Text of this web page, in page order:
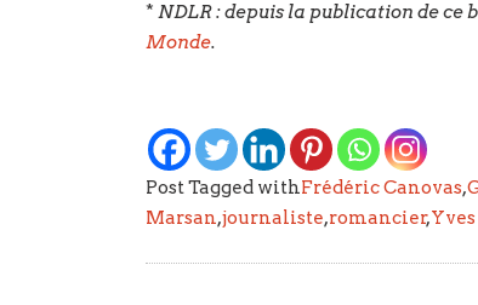
* NDLR : depuis la publication de
Monde.
Post Tagged withFrédéric Canovas,
Marsan,journaliste,romancier,